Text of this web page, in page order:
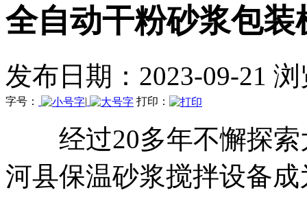
全自动干粉砂浆包
发布日期：2023-09-21
字号： | 打印：
经过20多年不懈探索
河县保温砂浆搅拌设备